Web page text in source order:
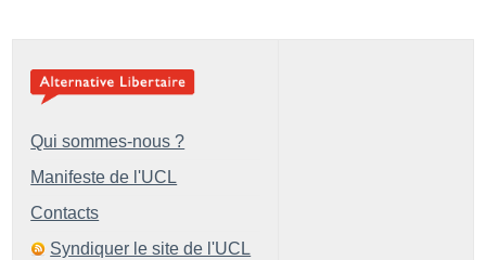
Qui sommes-nous ?
Manifeste de l'UCL
Contacts
Syndiquer le site de l'UCL